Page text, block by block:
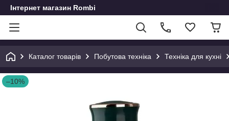
Інтернет магазин Rombi
Каталог товарів Побутова техніка Техніка для кухні
–10%